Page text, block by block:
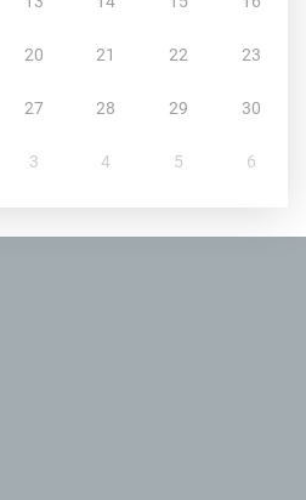
20 21 22 23
27 28 29 30
3 4 5 6